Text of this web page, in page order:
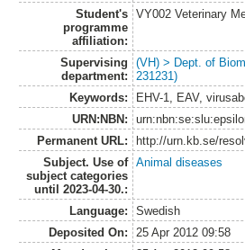
Student's
programme
affiliation:
VY002 Veterinary
Supervising
department:
(VH) > Dept. of
231231)
Keywords:
EHV-1, EAV,
URN:NBN:
Permanent URL:
http://urn.kb.se/
Subject. Use of
subject categories
until 2023-04-30.:
Animal diseases
Language:
Swedish
Deposited On:
25 Apr 2012 09:58